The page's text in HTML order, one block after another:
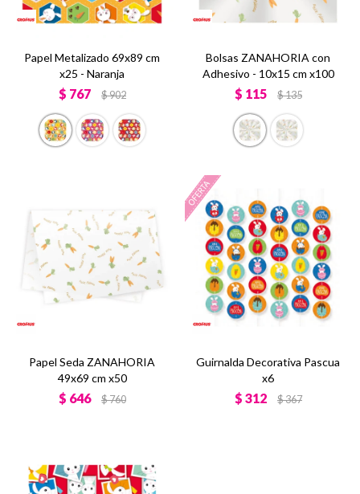
Papel Metalizado 69x89 cm
x25 - Naranja
$ 767 $902
Bolsas ZANAHORIA con
Adhesivo - 10x15 cm x100
$ 115 $135
Papel Seda ZANAHORIA
49x69 cm x50
$ 646 $760
Guirnalda Decorativa Pascua
x6
$ 312 $367